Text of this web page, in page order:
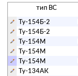
тип ВС
Ту-154Б-2
Ту-154Б-2
Ту-154М
Ту-154М
Ту-154М
Ту-134АК